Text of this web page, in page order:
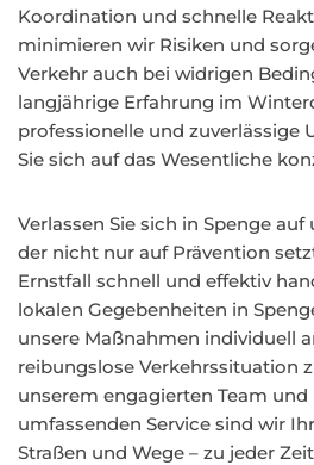
Koordination und schnelle
minimieren wir Risiken und
Verkehr auch bei widrigen
langjährige Erfahrung im
professionelle und zuverlässige
Sie sich auf das Wesentliche
Verlassen Sie sich in Spenge
der nicht nur auf Prävention
Ernstfall schnell und effektiv
lokalen Gegebenheiten in
unsere Maßnahmen individuell
reibungslose Verkehrssituation
unserem engagierten Team und
umfassenden Service sind wir
Straßen und Wege – zu jeder